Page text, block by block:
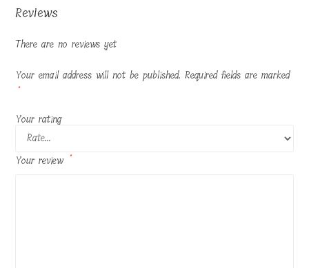
Reviews
There are no reviews yet
Your email address will not be published. Required fields are marked
*
Your rating
Your review *